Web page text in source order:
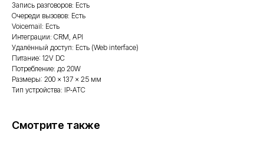
Запись разговоров: Есть
Очереди вызовов: Есть
Voicemail: Есть
Интеграции: CRM, API
Удалённый доступ: Есть (Web interface)
Питание: 12V DC
Потребление: до 20W
Размеры: 200 × 137 × 25 мм
Тип устройства: IP‑АТС
Смотрите также